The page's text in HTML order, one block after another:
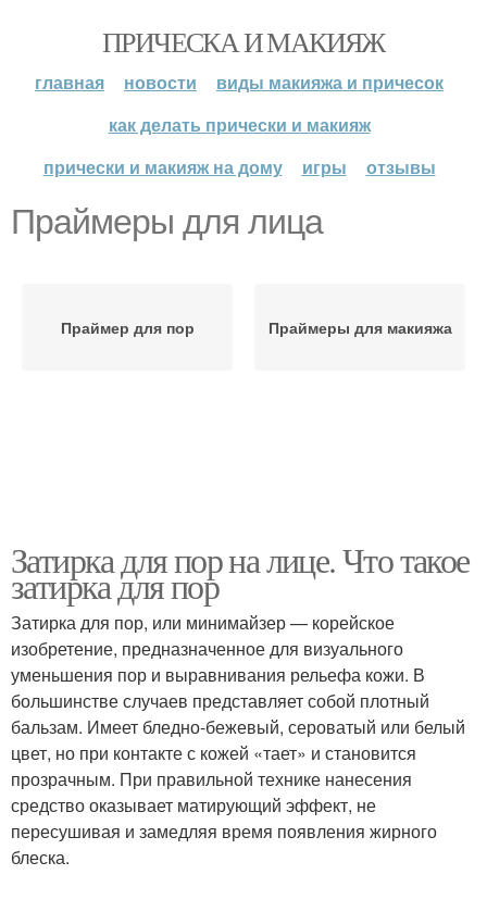
ПРИЧЕСКА И МАКИЯЖ
главная новости
виды макияжа и причесок
как делать прически и макияж
прически и макияж на дому
игры отзывы
Праймеры для лица
Праймер для пор Праймеры для макияжа
Затирка для пор на лице. Что такое
затирка для пор
Затирка для пор, или минимайзер — корейское
изобретение, предназначенное для визуального
уменьшения пор и выравнивания рельефа кожи. В
большинстве случаев представляет собой плотный
бальзам. Имеет бледно-бежевый, сероватый или белый
цвет, но при контакте с кожей «тает» и становится
прозрачным. При правильной технике нанесения
средство оказывает матирующий эффект, не
пересушивая и замедляя время появления жирного
блеска.